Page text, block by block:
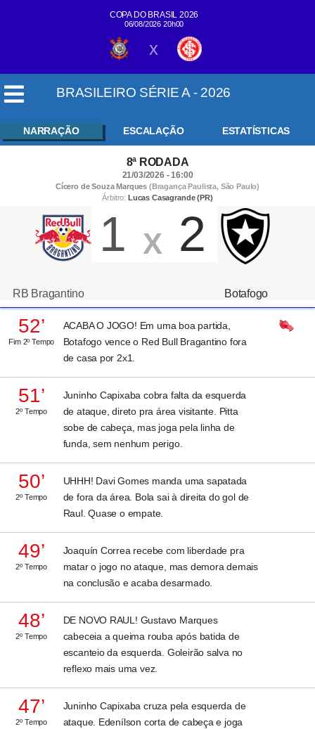
COPA DO BRASIL 2026
06/08/2026 20h00
x
BRASILEIRO SÉRIE A - 2026
NARRAÇÃO ESCALAÇÃO ESTATÍSTICAS
8ª RODADA
21/03/2026 - 16:00
Cícero de Souza Marques (Bragança Paulista, São Paulo)
Árbitro: Lucas Casagrande (PR)
RB Bragantino
1 X 2
Botafogo
52’
Fim 2º Tempo
ACABA O JOGO! Em uma boa partida,
Botafogo vence o Red Bull Bragantino fora
de casa por 2x1.
51’
2º Tempo
Juninho Capixaba cobra falta da esquerda
de ataque, direto pra área visitante. Pitta
sobe de cabeça, mas joga pela linha de
funda, sem nenhum perigo.
50’
2º Tempo
UHHH! Davi Gomes manda uma sapatada
de fora da área. Bola sai à direita do gol de
Raul. Quase o empate.
49’
2º Tempo
Joaquín Correa recebe com liberdade pra
matar o jogo no ataque, mas demora demais
na conclusão e acaba desarmado.
48’
2º Tempo
DE NOVO RAUL! Gustavo Marques
cabeceia a queima rouba após batida de
escanteio da esquerda. Goleirão salva no
reflexo mais uma vez.
47’
2º Tempo
Juninho Capixaba cruza pela esquerda de
ataque. Edenílson corta de cabeça e joga